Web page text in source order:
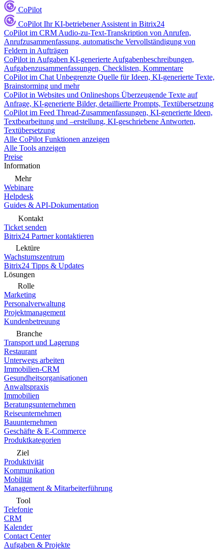
CoPilot
CoPilot Ihr KI-betriebener Assistent in Bitrix24
CoPilot im CRM Audio-zu-Text-Transkription von Anrufen,
Anrufzusammenfassung, automatische Vervollständigung von
Feldern in Aufträgen
CoPilot in Aufgaben KI-generierte Aufgabenbeschreibungen,
Aufgabenzusammenfassungen, Checklisten, Kommentare
CoPilot im Chat Unbegrenzte Quelle für Ideen, KI-generierte Texte,
Brainstorming und mehr
CoPilot in Websites und Onlineshops Überzeugende Texte auf
Anfrage, KI-generierte Bilder, detaillierte Prompts, Textübersetzung
CoPilot im Feed Thread-Zusammenfassungen, KI-generierte Ideen,
Textbearbeitung und –erstellung, KI-geschriebene Antworten,
Textübersetzung
Alle CoPilot Funktionen anzeigen
Alle Tools anzeigen
Preise
Information
Mehr
Webinare
Helpdesk
Guides & API-Dokumentation
Kontakt
Ticket senden
Bitrix24 Partner kontaktieren
Lektüre
Wachstumszentrum
Bitrix24 Tipps & Updates
Lösungen
Rolle
Marketing
Personalverwaltung
Projektmanagement
Kundenbetreuung
Branche
Transport und Lagerung
Restaurant
Unterwegs arbeiten
Immobilien-CRM
Gesundheitsorganisationen
Anwaltspraxis
Immobilien
Beratungsunternehmen
Reiseunternehmen
Bauunternehmen
Geschäfte & E-Commerce
Produktkategorien
Ziel
Produktivität
Kommunikation
Mobilität
Management & Mitarbeiterführung
Tool
Telefonie
CRM
Kalender
Contact Center
Aufgaben & Projekte